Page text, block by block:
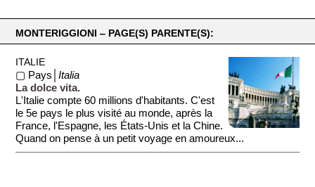
MONTERIGGIONI ‒ PAGE(S) PARENTE(S):
ITALIE
▢ Pays│Italia
La dolce vita.
L'Italie compte 60 millions d'habitants. C'est
le 5e pays le plus visité au monde, après la
France, l'Espagne, les États-Unis et la Chine.
Quand on pense à un petit voyage en amoureux...